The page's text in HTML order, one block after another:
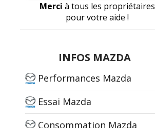
Merci à tous les propriétaires
pour votre aide !
INFOS MAZDA
Performances Mazda
Essai Mazda
Consommation Mazda